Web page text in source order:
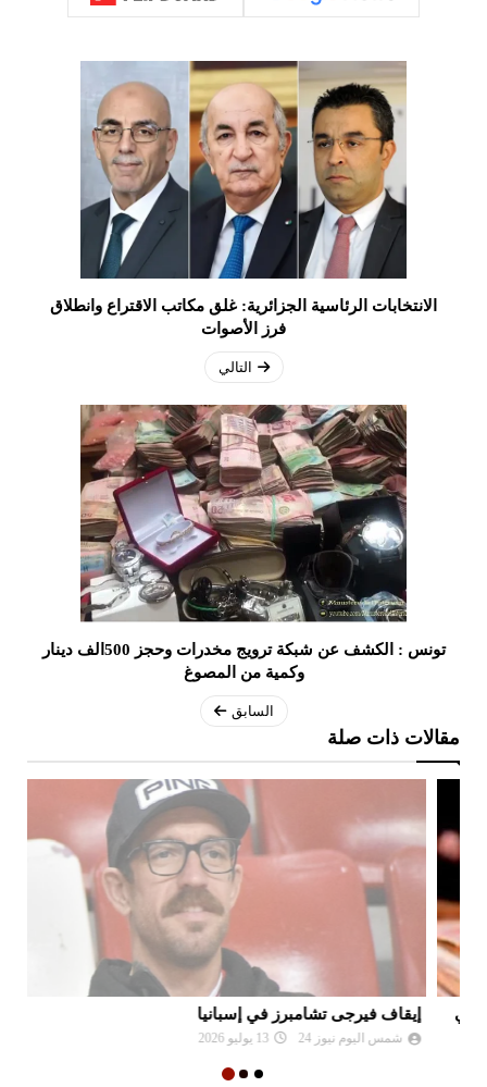
الانتخابات الرئاسية الجزائرية: غلق مكاتب الاقتراع وانطلاق
فرز الأصوات
التالي
تونس : الكشف عن شبكة ترويج مخدرات وحجز 500الف دينار
وكمية من المصوغ
السابق
مقالات ذات صلة
إيقاف فيرجى تشامبرز في إسبانيا
شمس اليوم نيوز 24 13 يوليو 2026